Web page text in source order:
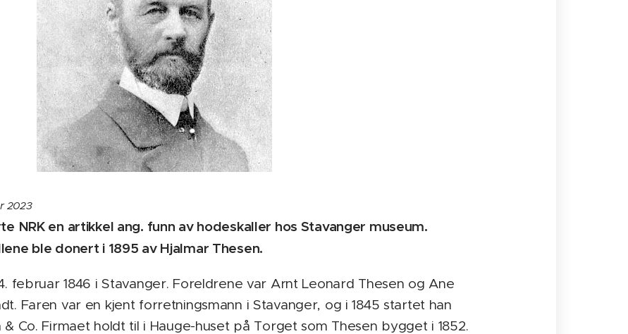
2023
NRK en artikkel ang. funn av hodeskaller hos Stavanger museum.
ble donert i 1895 av Hjalmar Thesen.
februar 1846 i Stavanger. Foreldrene var Arnt Leonard Thesen og Ane
Faren var en kjent forretningsmann i Stavanger, og i 1845 startet han
& Co. Firmaet holdt til i Hauge-huset på Torget som Thesen bygget i 1852.